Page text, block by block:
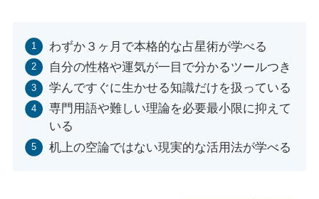
わずか３ヶ月で本格的な占星術が学べる
自分の性格や運気が一目で分かるツールつき
学んですぐに生かせる知識だけを扱っている
専門用語や難しい理論を必要最小限に抑えて
いる
机上の空論ではない現実的な活用法が学べる